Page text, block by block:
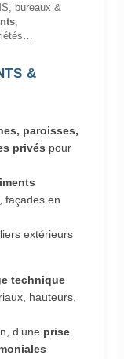
bureaux &
,
&
paroisses,
privés pour
façades en
extérieurs
technique
hauteurs,
d’une prise